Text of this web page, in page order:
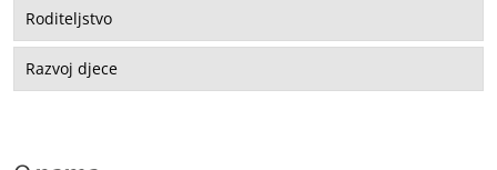
Roditeljstvo
Razvoj djece